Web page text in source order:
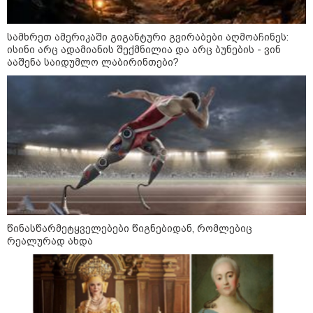
როგორ ჩავიცვათ 40 წლის
შემდეგ: მილიონერების
სტილისტის 8 ოქროს წესი და
აუცილებელი სამოსი
მსოფლიო
სამხრეთ ამერიკაში გიგანტური გვირაბები აღმოაჩინეს:
ისინი არც ადამიანის შექმნილია და არც ბუნების - ვინ
ააშენა საიდუმლო ლაბირინთები?
წინასწარმეტყველებები წიგნებიდან, რომლებიც
რეალურად ახდა